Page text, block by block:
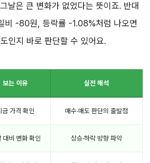
날은 큰 변화가 없었다는 뜻이죠. 반대
비 -80원, 등락률 -1.08%처럼 나오면
인지 바로 판단할 수 있어요.
보는 이유 실전 해석
금 가격 확인 매수·매도 판단의 출발점
대비 변화 확인 상승·하락 방향 파악